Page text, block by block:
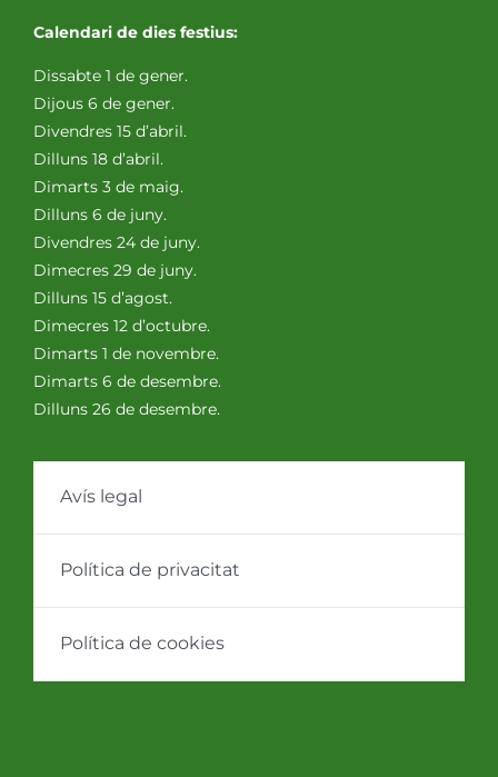
Calendari de dies festius:
Dissabte 1 de gener.
Dijous 6 de gener.
Divendres 15 d’abril.
Dilluns 18 d’abril.
Dimarts 3 de maig.
Dilluns 6 de juny.
Divendres 24 de juny.
Dimecres 29 de juny.
Dilluns 15 d’agost.
Dimecres 12 d’octubre.
Dimarts 1 de novembre.
Dimarts 6 de desembre.
Dilluns 26 de desembre.
Avís legal
Política de privacitat
Política de cookies